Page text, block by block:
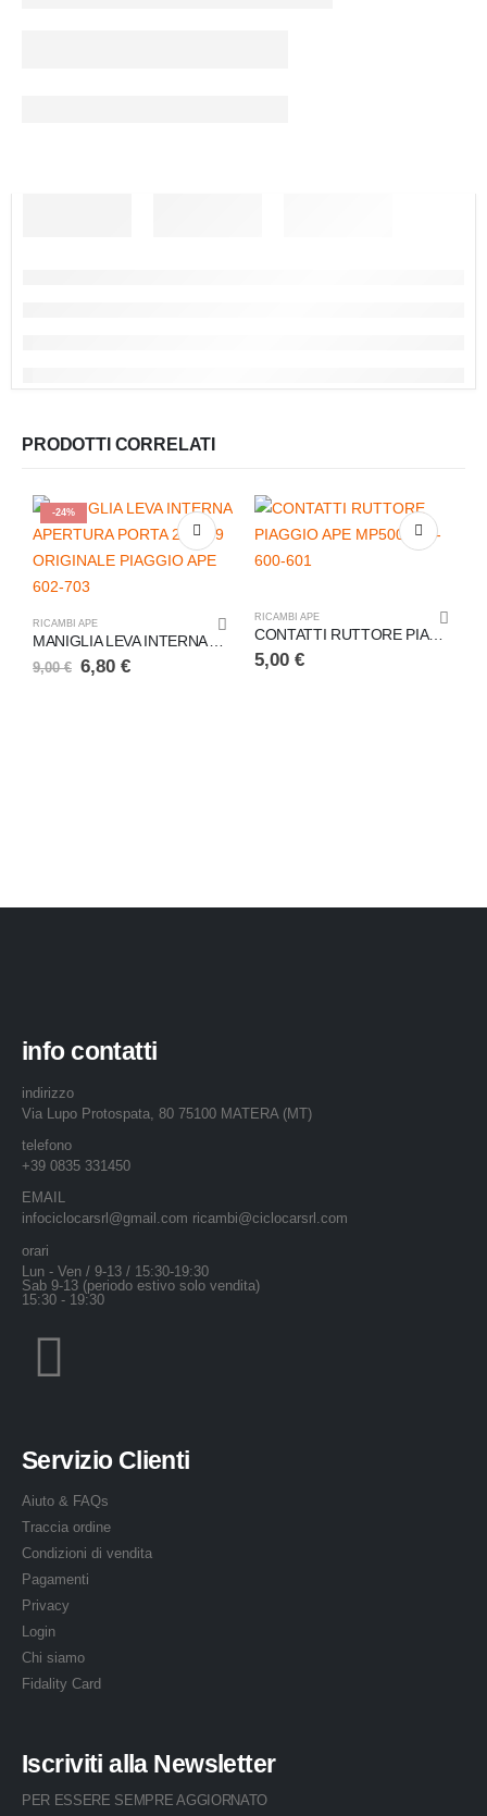
PRODOTTI CORRELATI
-24%
RICAMBI APE
9,00€ 6,80 €
RICAMBI APE
CONTATTI RUTTORE PIAGGIO APE MP500-550-600-601
5,00 €
info contatti
indirizzo
Via Lupo Protospata, 80 75100 MATERA (MT)
telefono
+39 0835 331450
EMAIL
infociclocarsrl@gmail.com ricambi@ciclocarsrl.com
orari
Lun - Ven / 9-13 / 15:30-19:30
Sab 9-13 (periodo estivo solo vendita)
15:30 - 19:30
Servizio Clienti
Aiuto & FAQs
Traccia ordine
Condizioni di vendita
Pagamenti
Privacy
Login
Chi siamo
Fidality Card
Iscriviti alla Newsletter
PER ESSERE SEMPRE AGGIORNATO